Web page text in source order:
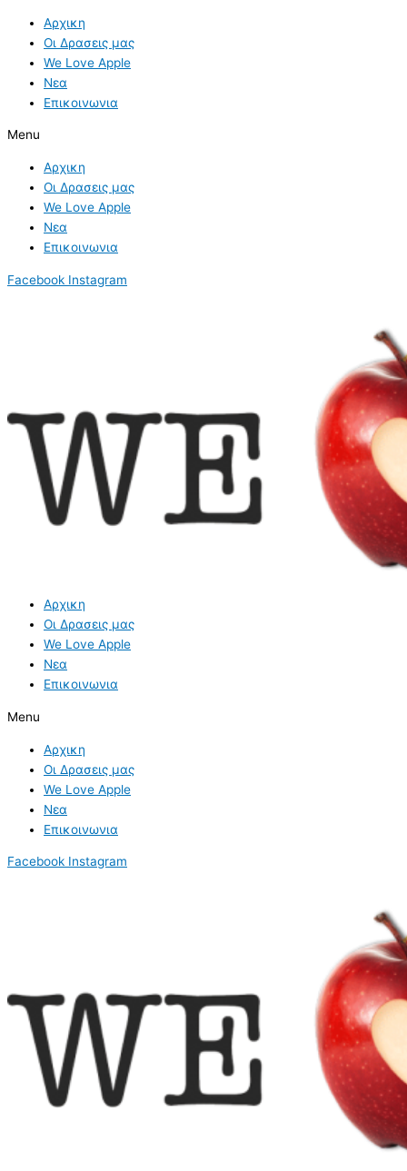
content
Αρχικη
Οι Δρασεις μας
We Love Apple
Νεα
Επικοινωνια
Menu
Αρχικη
Οι Δρασεις μας
We Love Apple
Νεα
Επικοινωνια
Facebook Instagram
Αρχικη
Οι Δρασεις μας
We Love Apple
Νεα
Επικοινωνια
Menu
Αρχικη
Οι Δρασεις μας
We Love Apple
Νεα
Επικοινωνια
Facebook Instagram